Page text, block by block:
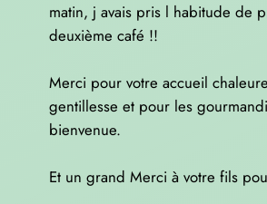
matin, j avais pris l habitude de
deuxième café !!
Merci pour votre accueil
gentillesse et pour les
bienvenue.
Et un grand Merci à votre fils